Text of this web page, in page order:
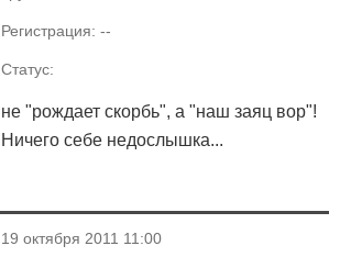
Регистрация: --
Статус:
не "рождает скорбь", а "наш заяц вор"!
Ничего себе недослышка...
19 октября 2011 11:00